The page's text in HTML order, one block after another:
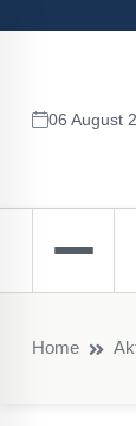
06 August
Home